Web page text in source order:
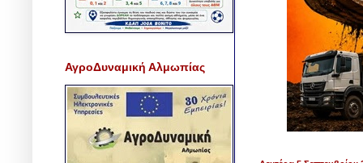
ΑγροΔυναμική Αλμωπίας